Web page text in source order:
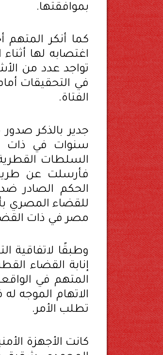
بموافقتها.
كما أنكر المتهم
اغتصابه لها
تواجد عدد من
في التحقيقات
الفتاة.
سنوات في ذات
السلطات
فأرسلت عن
الحكم الصادر
للقضاء المصري
مصر في ذات
وطبقًا لاتفاقية
إنابة القضاء
المتهم في
الاتهام الموجه
تطلب الأمر.
كانت الأجهزة